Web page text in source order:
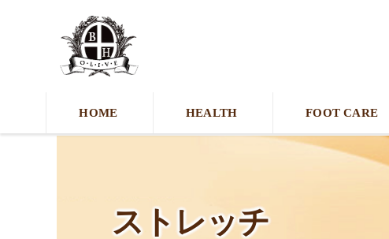
HOME HEALTH FOOT CARE
ストレッチ